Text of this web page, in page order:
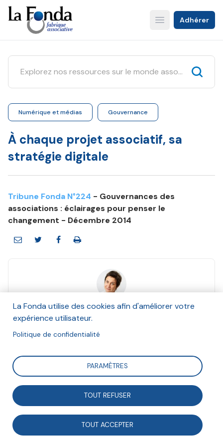
Aller
au
contenu
principal
Open main menu
Adhérer
Numérique et médias Gouvernance
À chaque projet associatif, sa
stratégie digitale
Tribune Fonda N°224 - Gouvernances des
associations : éclairages pour penser le
changement - Décembre 2014
Cécile Bazin
Décembre 2014
Sur un sujet comme celui-ci, le pragmatisme et le bon
sens sont de rigueur. Quels sont les constats ? Des
outils numériques qui se renouvellent en permanence
; des associations le plus souvent résolues à s’en
La Fonda utilise des cookies afin d'améliorer votre
expérience utilisateur.
Politique de confidentialité
PARAMÈTRES
TOUT REFUSER
TOUT ACCEPTER